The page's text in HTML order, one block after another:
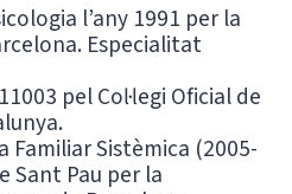
l’any 1991 per la
Especialitat
pel Col·legi Oficial de
Familiar Sistèmica (2005-
Sant Pau per la